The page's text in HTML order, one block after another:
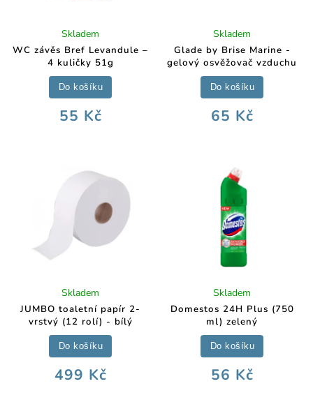
WC závěs Bref Levandule –
4 kuličky 51g
Skladem
55 Kč
Do košíku
Glade by Brise Marine -
gelový osvěžovač vzduchu
Skladem
65 Kč
Do košíku
JUMBO toaletní papír 2-
vrstvý (12 rolí) - bílý
Skladem
499 Kč
Do košíku
Domestos 24H Plus (750
ml) zelený
Skladem
56 Kč
Do košíku